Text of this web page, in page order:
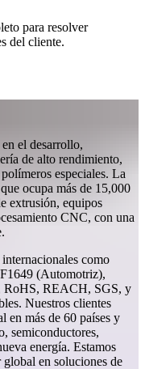
para resolver
del cliente.
el desarrollo,
de alto rendimiento,
especiales. La
ocupa más de 15,000
extrusión, equipos
CNC, con una
como
(Automotriz),
RoHS, REACH, SGS, y
Nuestros clientes
en más de 60 países y
semiconductores,
energía. Estamos
en soluciones de